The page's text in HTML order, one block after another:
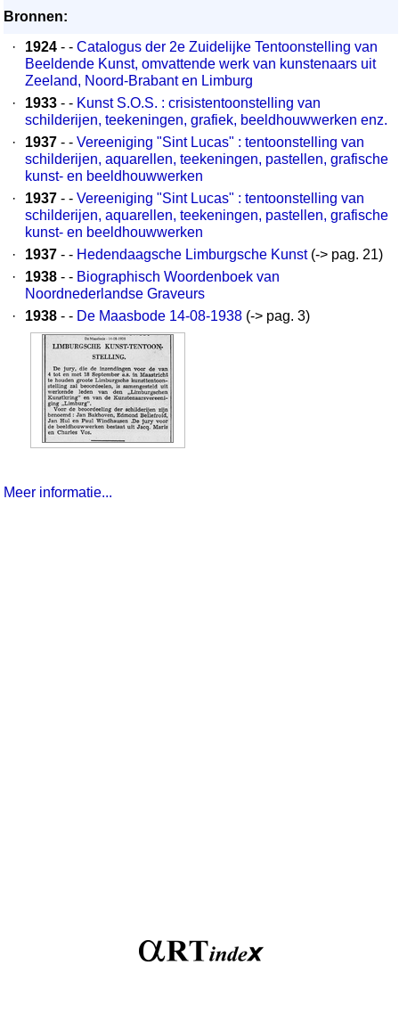
Bronnen:
·
1924 - - Catalogus der 2e Zuidelijke Tentoonstelling van
Beeldende Kunst, omvattende werk van kunstenaars uit
Zeeland, Noord-Brabant en Limburg
·
1933 - - Kunst S.O.S. : crisistentoonstelling van
schilderijen, teekeningen, grafiek, beeldhouwwerken enz.
·
1937 - - Vereeniging "Sint Lucas" : tentoonstelling van
schilderijen, aquarellen, teekeningen, pastellen, grafische
kunst- en beeldhouwwerken
·
1937 - - Vereeniging "Sint Lucas" : tentoonstelling van
schilderijen, aquarellen, teekeningen, pastellen, grafische
kunst- en beeldhouwwerken
·
1937 - - Hedendaagsche Limburgsche Kunst(-> pag. 21)
·
1938 - - Biographisch Woordenboek van
Noordnederlandse Graveurs
·
1938 - - De Maasbode 14-08-1938 (-> pag. 3)
Meer informatie...